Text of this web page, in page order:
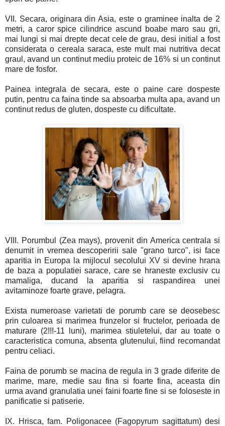
VII. Secara, originara din Asia, este o graminee inalta de 2
metri, a caror spice cilindrice ascund boabe maro sau gri,
mai lungi si mai drepte decat cele de grau, desi initial a fost
considerata o cereala saraca, este mult mai nutritiva decat
graul, avand un continut mediu proteic de 16% si un continut
mare de fosfor.
Painea integrala de secara, este o paine care dospeste
putin, pentru ca faina tinde sa absoarba multa apa, avand un
continut redus de gluten, dospeste cu dificultate.
VIII. Porumbul (Zea mays), provenit din America centrala si
denumit in vremea descoperirii sale "grano turco", isi face
aparitia in Europa la mijlocul secolului XV si devine hrana
de baza a populatiei sarace, care se hraneste exclusiv cu
mamaliga, ducand la aparitia si raspandirea unei
avitaminoze foarte grave, pelagra.
Exista numeroase varietati de porumb care se deosebesc
prin culoarea si marimea frunzelor si fructelor, perioada de
maturare (2!!!-11 luni), marimea stiuletelui, dar au toate o
caracteristica comuna, absenta glutenului, fiind recomandat
pentru celiaci.
Faina de porumb se macina de regula in 3 grade diferite de
marime, mare, medie sau fina si foarte fina, aceasta din
urma avand granulatia unei faini foarte fine si se foloseste in
panificatie si patiserie.
IX. Hrisca, fam. Poligonacee (Fagopyrum sagittatum) desi